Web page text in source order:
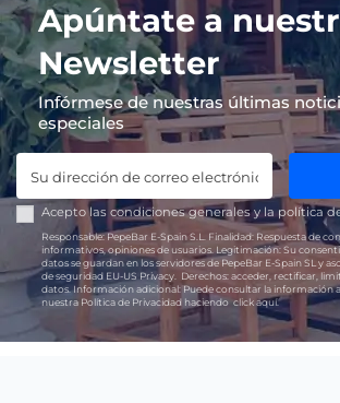
Apúntate a
Newsletter
Infórmese de nuestras últimas
especiales
Acepto las condiciones generales y lapolítica
Responsable:PepeBar E-Spain S.L. Finalidad: Respuesta de
informativos, opiniones de usuarios. Legitimación: Su
datos se guardan en los servidores de PepeBar E-Spain SL y
de seguridad EU-US Privacy.
Derechos: acceder, rectificar,
datos.Información adicional:Puede consultar la información
nuestra Política de Privacidad haciendoclick aquí.